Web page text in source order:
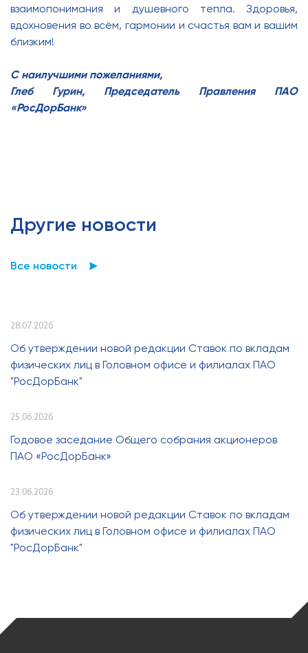
взаимопонимания и душевного тепла. Здоровья,
вдохновения во всём, гармонии и счастья вам и вашим
близким!
С наилучшими пожеланиями,
Глеб Гурин, Председатель Правления ПАО
«РосДорБанк»
Другие новости
Все новости
28.07.2026
Об утверждении новой редакции Ставок по вкладам
физических лиц в Головном офисе и филиалах ПАО
"РосДорБанк"
25.06.2026
Годовое заседание Общего собрания акционеров
ПАО «РосДорБанк»
23.06.2026
Об утверждении новой редакции Ставок по вкладам
физических лиц в Головном офисе и филиалах ПАО
"РосДорБанк"